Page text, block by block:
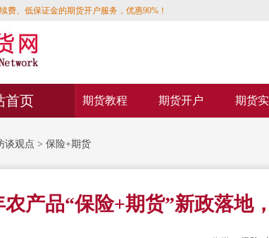
费、低保证金的期货开户服务，优惠90%！
期货教程 期货开户 期货
首页
谈观点 > 保险+期货
农产品“保险+期货”新政落地